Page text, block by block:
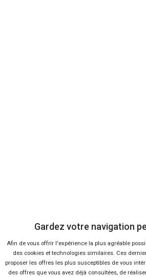
FAQ
Gardez votre navigation
Afin de vous offrir l'expérience la plus agréable
des cookies et technologies similaires. Ces
proposer les offres les plus susceptibles de vous
des offres que vous avez déjà consultées, de